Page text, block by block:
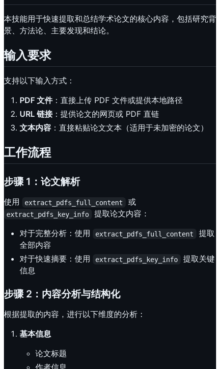
本技能用于快速提取和总结学术论文的核心内容，包括研究背
景、方法论、主要发现和结论。
输入要求
支持以下输入方式：
PDF 文件：直接上传 PDF 文件或提供本地路径
URL 链接：提供论文的网页或 PDF 直链
文本内容 ：直接粘贴论文文本（适用于未加密的论文）
工作流程
步骤 1：论文解析
使用 extract_pdfs_full_content 或
extract_pdfs_key_info
提取论文内容：
对于完整分析：使用
extract_pdfs_full_content
提取
全部内容
对于快速摘要：使用
extract_pdfs_key_info
提取关键
信息
步骤 2：内容分析与结构化
根据提取的内容，进行以下维度的分析：
基本信息
论文标题